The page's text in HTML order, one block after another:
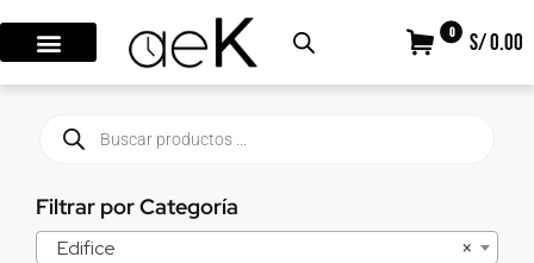
0 S/ 0.00
Filtrar por Categoría
×
Edifice